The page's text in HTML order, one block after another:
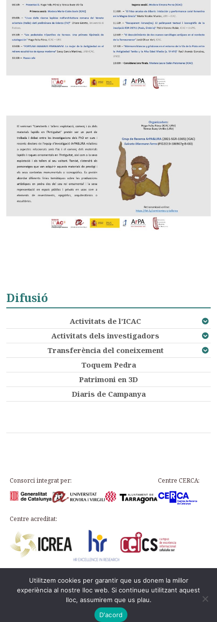
Difusió
Activitats de l’ICAC
Activitats dels investigadors
Transferència del coneixement
Toquem Pedra
Patrimoni en 3D
Diaris de Campanya
Consorci integrat per: Centre CERCA:
Centre acreditat:
Plaça d’en Rovellat, s/n, 43003 Tarragona
Telèfon: 977 24 91 33 · info@icac.cat
Avís legal·Política de cookies
PADICAT
Utilitzem cookies per garantir que us donem la millor
experiència al nostre lloc web. Si continueu utilitzant aquest
lloc, assumirem que us plau.
D'acord